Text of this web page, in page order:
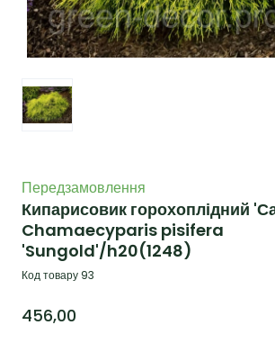
Передзамовлення
Кипарисовик горохоплідний
Chamaecyparis pisifera
'Sungold'/h20(1248)
Код товару 93
456,00